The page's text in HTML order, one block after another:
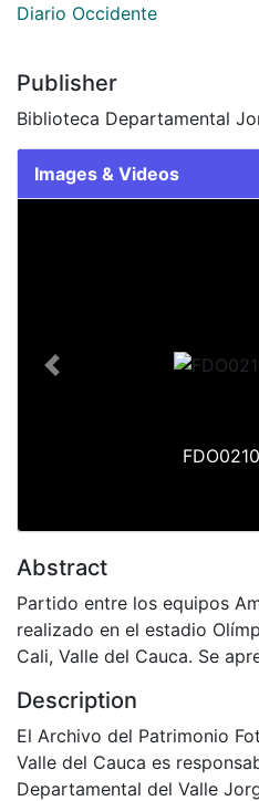
Diario Occidente
Publisher
Biblioteca Departamental
Images & Videos
Previous
Abstract
Partido entre los equipos
realizado en el estadio
Cali, Valle del Cauca. Se
Description
El Archivo del Patrimonio
Valle del Cauca es
Departamental del Valle